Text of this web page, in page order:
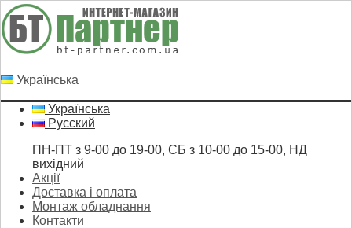
Українська
Українська
Русский
ПН-ПТ з 9-00 до 19-00, СБ з 10-00 до 15-00, НД
вихідний
Акції
Доставка і оплата
Монтаж обладнання
Контакти